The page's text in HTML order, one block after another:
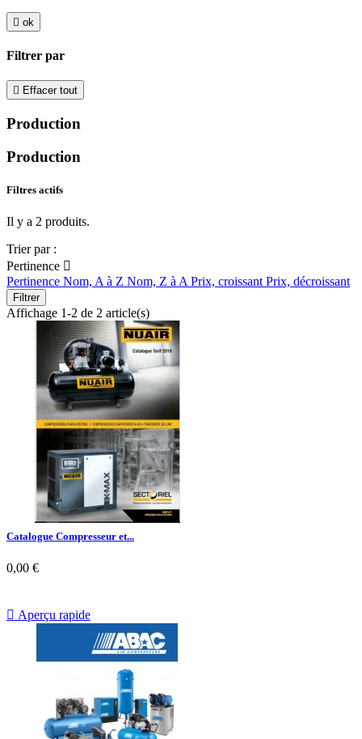
 ok
Filtrer par
 Effacer tout
Production
Production
Filtres actifs
Il y a 2 produits.
Trier par :
Pertinence 
Pertinence Nom, A à Z Nom, Z à A Prix, croissant Prix, décroissant
Filtrer
Affichage 1-2 de 2 article(s)
Catalogue Compresseur et...
0,00 €
 Aperçu rapide